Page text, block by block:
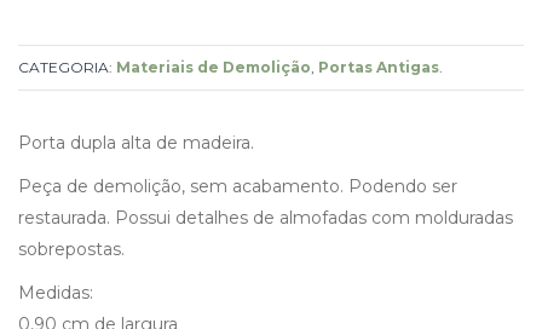
CATEGORIA: Materiais de Demolição Portas Antigas
Porta dupla alta de madeira.
Peça de demolição, sem acabamento. Podendo ser
restaurada. Possui detalhes de almofadas com molduradas
sobrepostas.
Medidas:
0,90 cm de largura